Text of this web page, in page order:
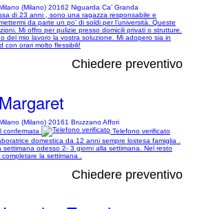
(Milano) 20162 Niguarda Ca’ Granda
di 23 anni , sono una ragazza responsabile e
da parte un po’ di soldi per l’università. Queste
Mi offro per pulizie presso domicili privati o strutture.
del mio lavoro la vostra soluzione. Mi adopero sia in
con orari molto flessibili!
Chiedere preventivo
Margaret
(Milano) 20161 Bruzzano Affori
confermata
Telefono verificato
domestica da 12 anni sempre lostesa famiglia .
settimana odesso 2- 3 giorni alla settimana. Nel resto
la settimana .
Chiedere preventivo